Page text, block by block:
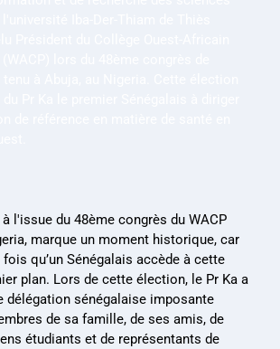
l'issue du 48ème congrès du WACP
marque un moment historique, car
qu’un Sénégalais accède à cette
plan. Lors de cette élection, le Pr Ka a
délégation sénégalaise imposante
de sa famille, de ses amis, de
étudiants et de représentants de